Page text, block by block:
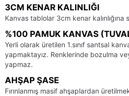
3CM KENAR KALINLIĞI
Kanvas tablolar 3cm kenar kalınlığına
%100 PAMUK KANVAS
Yerli olarak üretilen 1.sınıf santsal
yapmaktayız. Renklerinde bozulma
yapmaz.
AHŞAP ŞASE
Fırınlanmış masif ahşaplardan